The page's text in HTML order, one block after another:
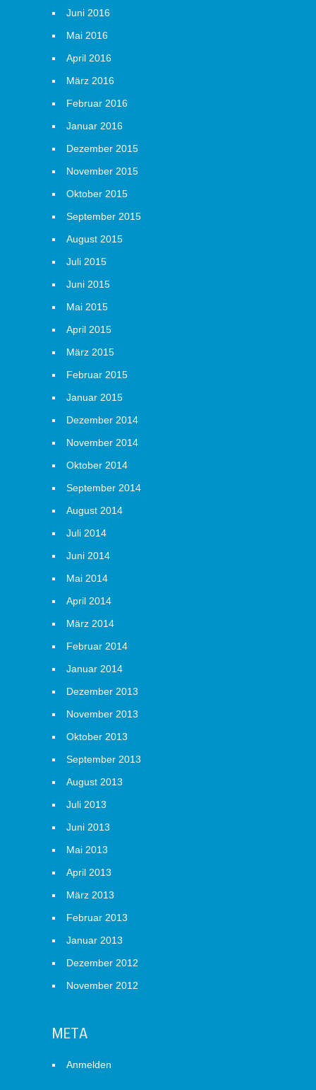
Juni 2016
Mai 2016
April 2016
März 2016
Februar 2016
Januar 2016
Dezember 2015
November 2015
Oktober 2015
September 2015
August 2015
Juli 2015
Juni 2015
Mai 2015
April 2015
März 2015
Februar 2015
Januar 2015
Dezember 2014
November 2014
Oktober 2014
September 2014
August 2014
Juli 2014
Juni 2014
Mai 2014
April 2014
März 2014
Februar 2014
Januar 2014
Dezember 2013
November 2013
Oktober 2013
September 2013
August 2013
Juli 2013
Juni 2013
Mai 2013
April 2013
März 2013
Februar 2013
Januar 2013
Dezember 2012
November 2012
META
Anmelden